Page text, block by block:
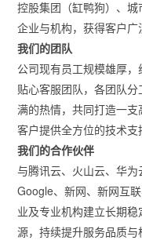
控股集团（缸鸭狗）、
企业与机构，获得客户广
我们的团队
公司现有员工规模雄厚，
贴心客服团队，各团队
满的热情，共同打造一
客户提供全方位的技术支
我们的合作伙伴
与腾讯云、火山云、华为
Google、新网、新网互
业及专业机构建立长期
源，持续提升服务品质与